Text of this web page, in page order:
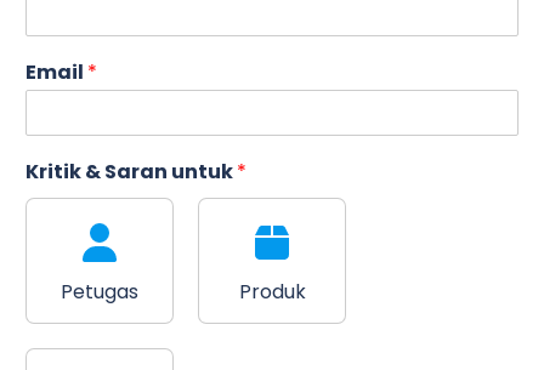
e
o
*
Email *
Kritik & Saran untuk*
Petugas Produk